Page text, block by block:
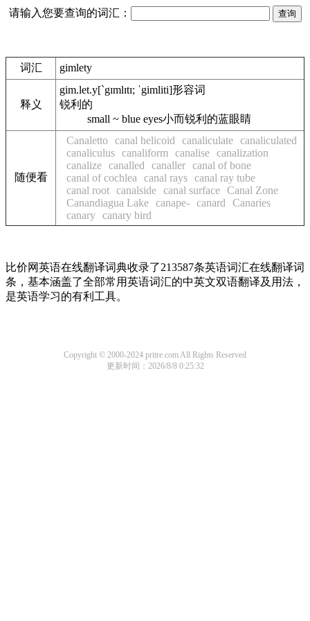
请输入您要查询的词汇：
词汇 gimlety
释义
gim.let.y[`gɪmlɪtɪ; ˈgimliti]形容词
锐利的
small ~ blue eyes小而锐利的蓝眼睛
随便看
Canaletto canal helicoid canaliculate canaliculated
canaliculus canaliform canalise canalization
canalize canalled canaller canal of bone
canal of cochlea
canal rays canal ray tube
canal root canalside canal surface Canal Zone
Canandiagua Lake canape- canard
Canaries
canary canary bird
比价网英语在线翻译词典收录了213587条英语词汇在线翻译词
条，基本涵盖了全部常用英语词汇的中英文双语翻译及用法，
是英语学习的有利工具。
Copyright © 2000-2024 pritre.com All Rights Reserved
更新时间：2026/8/8 0:25:32